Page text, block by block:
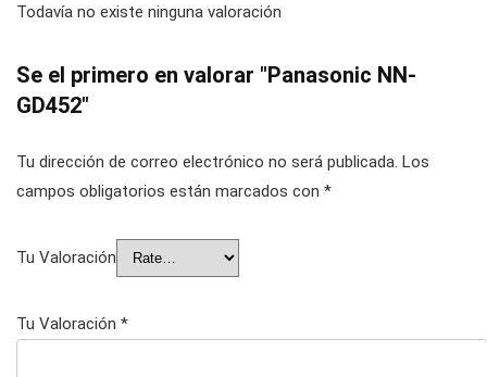
Todavía no existe ninguna valoración
Se el primero en valorar "Panasonic NN-
GD452"
Tu dirección de correo electrónico no será publicada. Los
campos obligatorios están marcados con *
Tu Valoración
Tu Valoración *